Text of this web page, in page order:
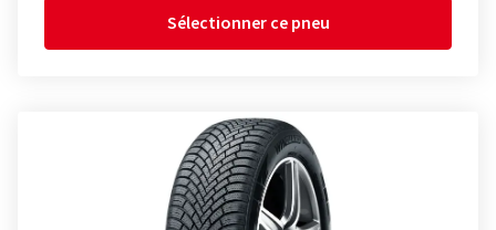
Sélectionner ce pneu